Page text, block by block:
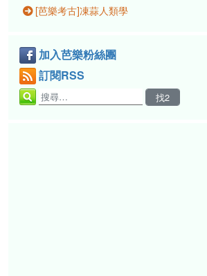
[芭樂考古]凍蒜人類學
加入芭樂粉絲團
訂閱RSS